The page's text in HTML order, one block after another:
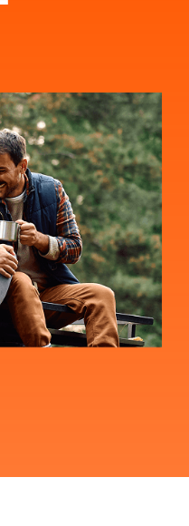
“rendimentos
que não resultem de
o que sugere a
e casual. Por outro lado,
do Código do IVA (CIVA)
só operação
de ato isolado não é
que “o ato isolado
ou prestação
forma, se se tratar
ainda que com
dar início de atividade”.
praticar mais de um ato
que admitem a
atos isolados por ano,